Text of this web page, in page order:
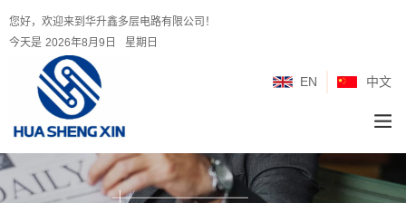
您好，欢迎来到华升鑫多层电路有限公司！
今天是 2026年8月9日 星期日
中文
EN